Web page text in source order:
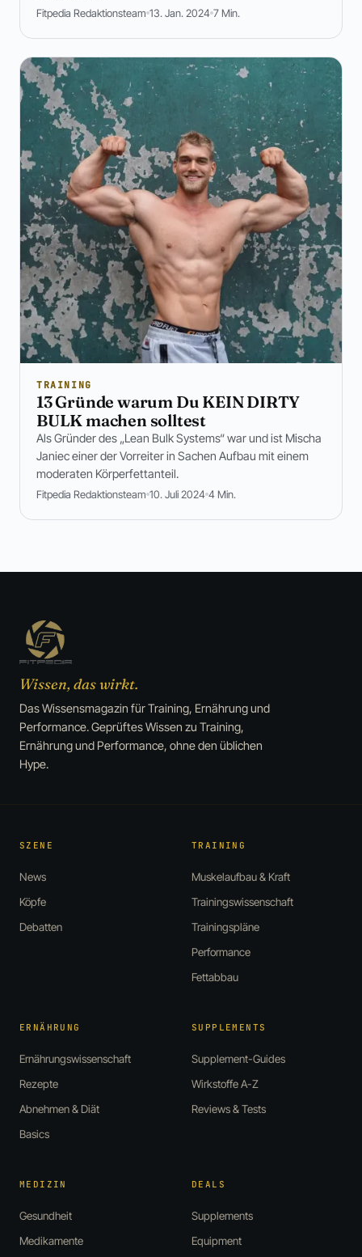
Fitpedia Redaktionsteam 13. Jan. 2024 7 Min.
TRAINING
13 Gründe warum Du KEIN DIRTY
BULK machen solltest
Als Gründer des „Lean Bulk Systems“ war und ist Mischa
Janiec einer der Vorreiter in Sachen Aufbau mit einem
moderaten Körperfettanteil.
Fitpedia Redaktionsteam 10. Juli 2024 4 Min.
Wissen, das wirkt.
Das Wissensmagazin für Training, Ernährung und
Performance. Geprüftes Wissen zu Training,
Ernährung und Performance, ohne den üblichen
Hype.
SZENE
News
Köpfe
Debatten
TRAINING
Muskelaufbau & Kraft
Trainingswissenschaft
Trainingspläne
Performance
Fettabbau
ERNÄHRUNG
Ernährungswissenschaft
Rezepte
Abnehmen & Diät
Basics
SUPPLEMENTS
Supplement-Guides
Wirkstoffe A-Z
Reviews & Tests
MEDIZIN
Gesundheit
Medikamente
DEALS
Supplements
Equipment